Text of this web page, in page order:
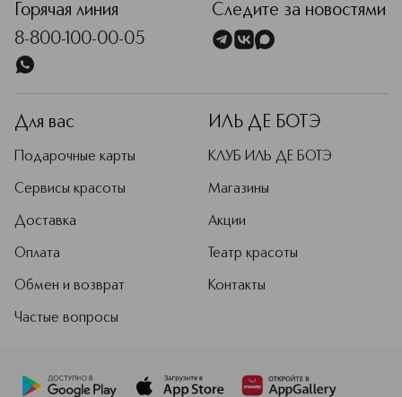
Горячая линия
8-800-100-00-05
Следите за новостями
Для вас
Подарочные карты
Сервисы красоты
Доставка
Оплата
Обмен и возврат
Частые вопросы
ИЛЬ ДЕ БОТЭ
КЛУБ ИЛЬ ДЕ БОТЭ
Магазины
Акции
Театр красоты
Контакты